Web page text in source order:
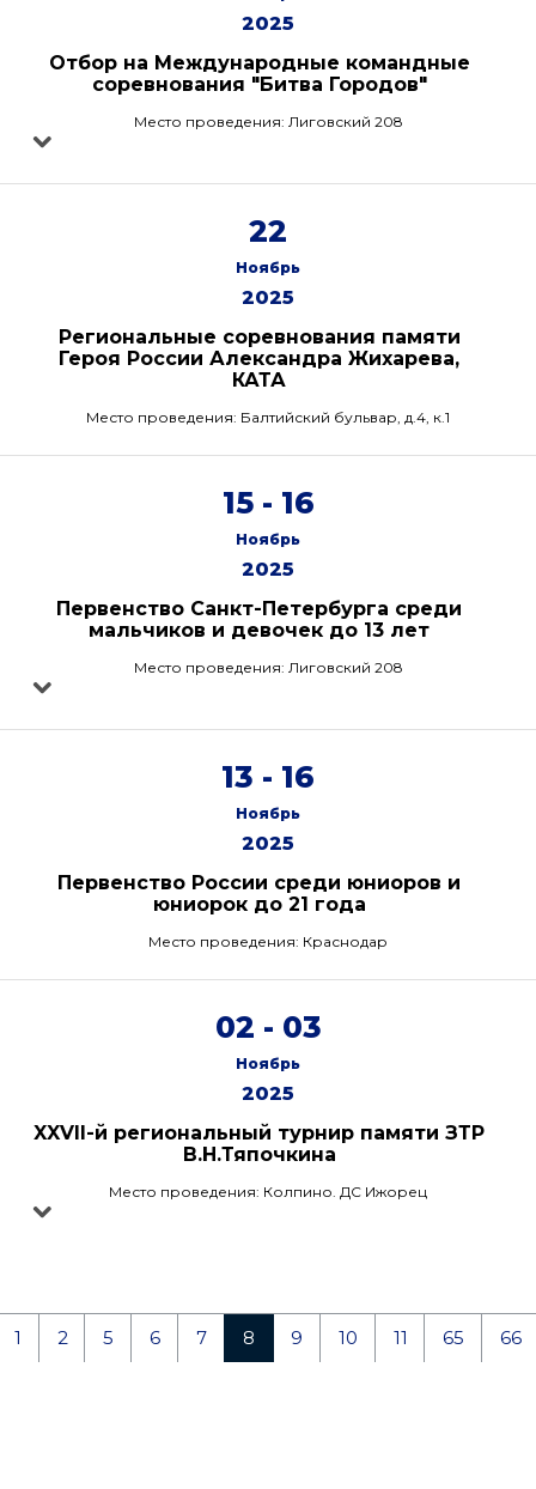
2025
Отбор на Международные командные
соревнования "Битва Городов"
Место проведения: Лиговский 208
22
Ноябрь
2025
Региональные соревнования памяти
Героя России Александра Жихарева,
КАТА
Место проведения: Балтийский бульвар, д.4, к.1
15 - 16
Ноябрь
2025
Первенство Санкт-Петербурга среди
мальчиков и девочек до 13 лет
Место проведения: Лиговский 208
13 - 16
Ноябрь
2025
Первенство России среди юниоров и
юниорок до 21 года
Место проведения: Краснодар
02 - 03
Ноябрь
2025
XXVII-й региональный турнир памяти ЗТР
В.Н.Тяпочкина
Место проведения: Колпино. ДС Ижорец
1 2 5 6 7 8 9 10 11 65 66